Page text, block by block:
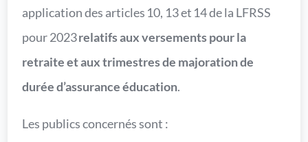
application des articles 10, 13 et 14 de la LFRSS
pour 2023relatifs aux versements pour la
retraite et aux trimestres de majoration de
durée d’assurance éducation.
Les publics concernés sont :